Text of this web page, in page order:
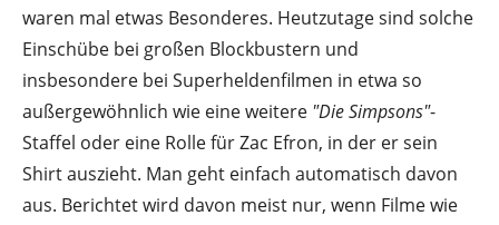
waren mal etwas Besonderes. Heutzutage sind solche
Einschübe bei großen Blockbustern und
insbesondere bei Superheldenfilmen in etwa so
außergewöhnlich wie eine weitere "Die Simpsons"-
Staffel oder eine Rolle für Zac Efron, in der er sein
Shirt auszieht. Man geht einfach automatisch davon
aus. Berichtet wird davon meist nur, wenn Filme wie